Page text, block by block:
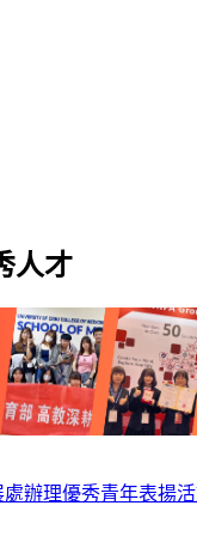
人才
辦理優秀青年表揚